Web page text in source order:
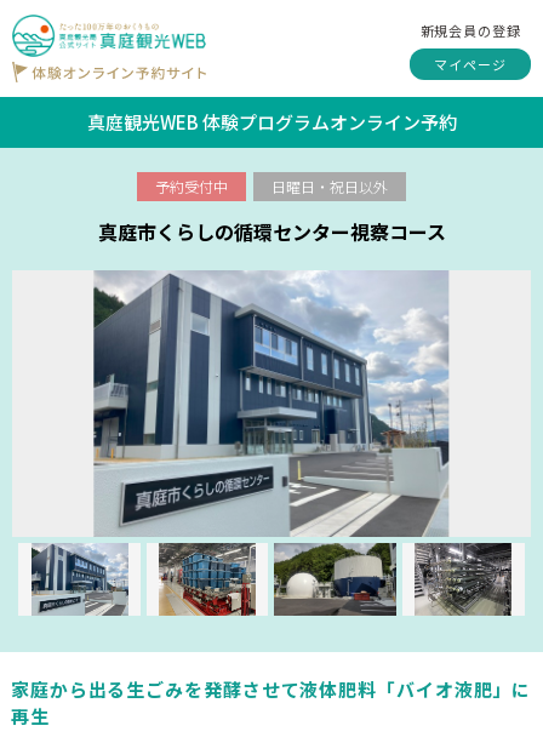
新規会員の登録
マイページ
真庭観光WEB 体験プログラムオンライン予約
予約受付中 日曜日・祝日以外
真庭市くらしの循環センター視察コース
家庭から出る生ごみを発酵させて液体肥料「バイオ液肥」に
再生